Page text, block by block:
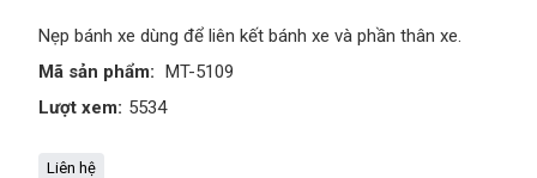
Nẹp bánh xe dùng để liên kết bánh xe và phần thân xe.
Mã sản phẩm: MT-5109
Lượt xem: 5534
Liên hệ